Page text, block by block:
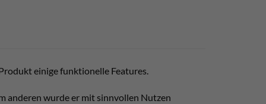
einige funktionelle Features.
anderen wurde er mit sinnvollen Nutzen